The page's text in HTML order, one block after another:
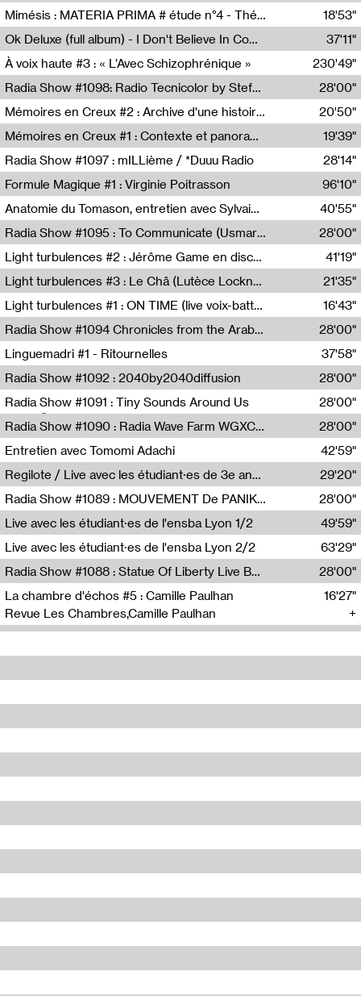
TEAFM
Mimésis : MATERIA PRIMA # étude n°4 - Théâtre de l’Aquarium
Francesco Russo,Scuola della Crisi
18'53"
Ok Deluxe (full album) - I Don't Believe In Computing
37'11"
À voix haute #3 : « L’Avec Schizophrénique »
230'49"
Radia Show #1098: Radio Tecnicolor by Stefan Nussbaumer & Georg Zichy (Radio Orange 94.0)
Radio Orange 94.0
28'00"
Mémoires en Creux #2 : Archive d'une histoire artistique
Sophie Auger-Grappin
20'50"
Mémoires en Creux #1 : Contexte et panorama
Sophie Auger-Grappin
19'39"
Radia Show #1097 : mILLième / *Duuu Radio
28'14"
Formule Magique #1 : Virginie Poitrasson
Nathalie Lacroix,Virginie Poitrasson
96'10"
Anatomie du Tomason, entretien avec Sylvain Cardonnel
Loraine Baud,Sylvain Cardonnel
40'55"
Radia Show #1095 : To Communicate (Usmaradio)
Usmaradio
28'00"
Light turbulences #2 : Jérôme Game en discussion avec Thomas Corlin
41'19"
Light turbulences #3 : Le Châ (Lutèce Lockness)
Lutèce Lockness
21'35"
Light turbulences #1 : ON TIME (live voix-batterie) avec Jérôme Game & Jean-Michel Espitallier
Jérôme Game,Jean-Michel Espitallier
16'43"
Radia Show #1094 Chronicles from the Arab Cold War by Ghazi Barakat
Reboot.fm
28'00"
Linguemadri #1 - Ritournelles
Meris Angioletti
37'58"
Radia Show #1092 : 2040by2040diffusion
Diffusion FM
28'00"
Radia Show #1091 : Tiny Sounds Around Us
Radio Študent
28'00"
Radia Show #1090 : Radia Wave Farm WGXC Corey De Juan Sherrard Jr Startalk
Wave Farm
28'00"
Entretien avec Tomomi Adachi
Tomomi Adachi,Loraine Baud
42'59"
Regilote / Live avec les étudiant·es de 3e année de l'EMA
Nima Henryon,Athéna Noël,Amir Genillon,Ibourayane Ahmadi,Manelle Cherrih,Honorine Gibello,John Weeber,Manon Joseph
29'20"
Radia Show #1089 : MOUVEMENT De PANIK (Radio Panik)
Radio Panik
28'00"
Live avec les étudiant·es de l'ensba Lyon 1/2
49'59"
Live avec les étudiant·es de l'ensba Lyon 2/2
63'29"
Radia Show #1088 : Statue Of Liberty Live By Ed Baxter (Resonance)
Resonance
28'00"
La chambre d'échos #5 : Camille Paulhan
Revue Les Chambres,Camille Paulhan
16'27"